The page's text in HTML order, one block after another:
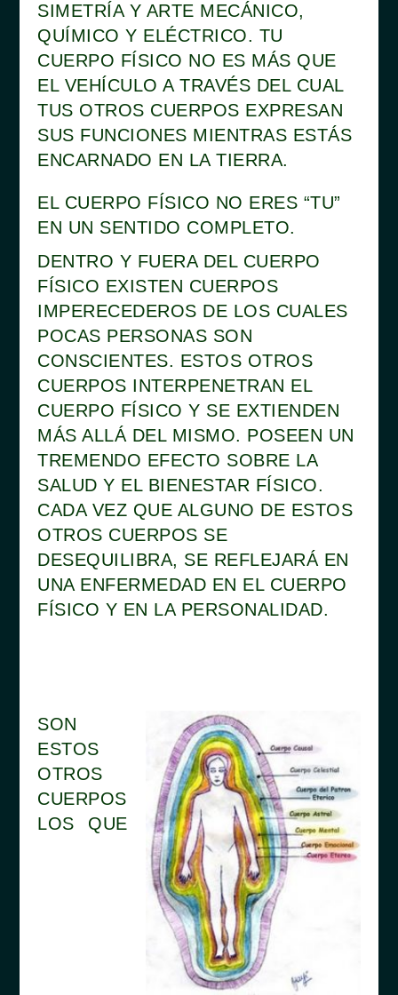
SIMETRÍA Y ARTE MECÁNICO,
QUÍMICO Y ELÉCTRICO. TU
CUERPO FÍSICO NO ES MÁS QUE
EL VEHÍCULO A TRAVÉS DEL CUAL
TUS OTROS CUERPOS EXPRESAN
SUS FUNCIONES MIENTRAS ESTÁS
ENCARNADO EN LA TIERRA.
EL CUERPO FÍSICO NO ERES “TU”
EN UN SENTIDO COMPLETO.
DENTRO Y FUERA DEL CUERPO
FÍSICO EXISTEN CUERPOS
IMPERECEDEROS DE LOS CUALES
POCAS PERSONAS SON
CONSCIENTES. ESTOS OTROS
CUERPOS INTERPENETRAN EL
CUERPO FÍSICO Y SE EXTIENDEN
MÁS ALLÁ DEL MISMO. POSEEN UN
TREMENDO EFECTO SOBRE LA
SALUD Y EL BIENESTAR FÍSICO.
CADA VEZ QUE ALGUNO DE ESTOS
OTROS CUERPOS SE
DESEQUILIBRA, SE REFLEJARÁ EN
UNA ENFERMEDAD EN EL CUERPO
FÍSICO Y EN LA PERSONALIDAD.
SON
ESTOS
OTROS
CUERPOS
LOS QUE